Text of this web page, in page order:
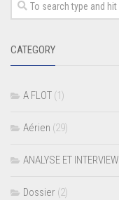
CATEGORY
A FLOT (1)
Aérien (29)
ANALYSE ET INTERVIEW
Dossier (2)